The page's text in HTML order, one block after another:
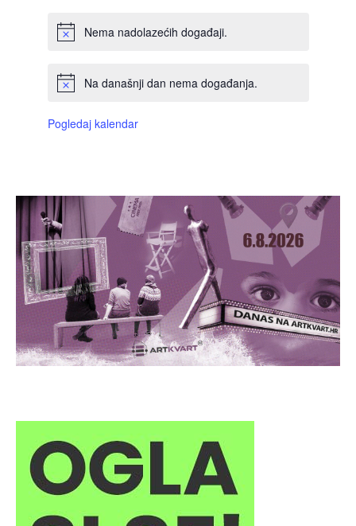
Nema nadolazećih događaji.
Na današnji dan nema događanja.
Pogledaj kalendar